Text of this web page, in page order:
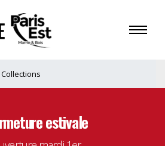
Collections
estivale